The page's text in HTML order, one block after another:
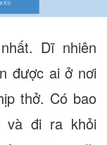
Dĩ nhiên
được ai ở nơi
thở. Có bao
và đi ra khỏi